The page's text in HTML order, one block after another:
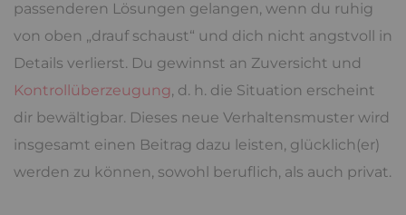
passenderen Lösungen gelangen, wenn du ruhig
von oben „drauf schaust“ und dich nicht angstvoll in
Details verlierst. Du gewinnst an Zuversicht und
Kontrollüberzeugung, d. h. die Situation erscheint
dir bewältigbar. Dieses neue Verhaltensmuster wird
insgesamt einen Beitrag dazu leisten, glücklich(er)
werden zu können, sowohl beruflich, als auch privat.